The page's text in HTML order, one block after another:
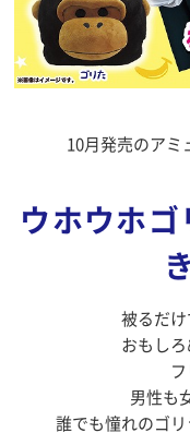
10月発売のアミ
ウホウホゴ
被るだ
おもしろ
男性も
誰でも憧れのゴ